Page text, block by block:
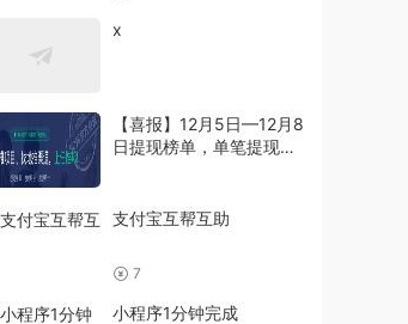
x
【喜报】12月5日—12月8
日提现榜单，单笔提现超
支付宝互帮互助
7
小程序1分钟完成